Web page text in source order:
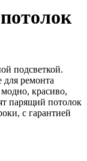
подсветкой.
ремонта
красиво,
парящий потолок
с гарантией